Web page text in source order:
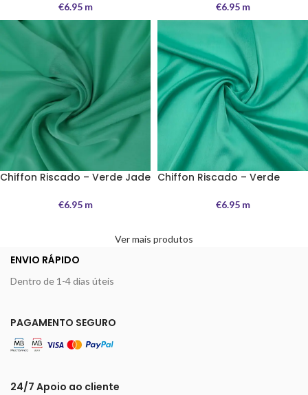
€6.95m €6.95m
Chiffon Riscado – Verde Jade
€6.95m
Chiffon Riscado – Verde
€6.95m
Ver mais produtos
ENVIO RÁPIDO
Dentro de 1-4 dias úteis
PAGAMENTO SEGURO
24/7 Apoio ao cliente